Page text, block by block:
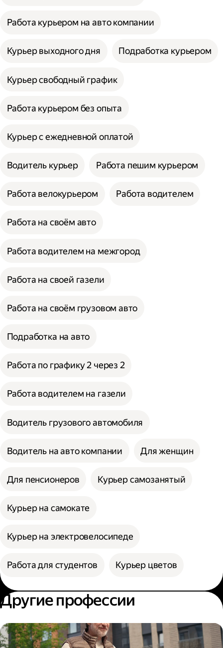
Работа курьером на авто компании
Курьер выходного дня Подработка курьером
Курьер свободный график
Работа курьером без опыта
Курьер с ежедневной оплатой
Водитель курьер Работа пешим курьером
Работа велокурьером Работа водителем
Работа на своём авто
Работа водителем на межгород
Работа на своей газели
Работа на своём грузовом авто
Подработка на авто
Работа по графику 2 через 2
Работа водителем на газели
Водитель грузового автомобиля
Водитель на авто компании Для женщин
Для пенсионеров Курьер самозанятый
Курьер на самокате
Курьер на электровелосипеде
Работа для студентов Курьер цветов
Другие профессии